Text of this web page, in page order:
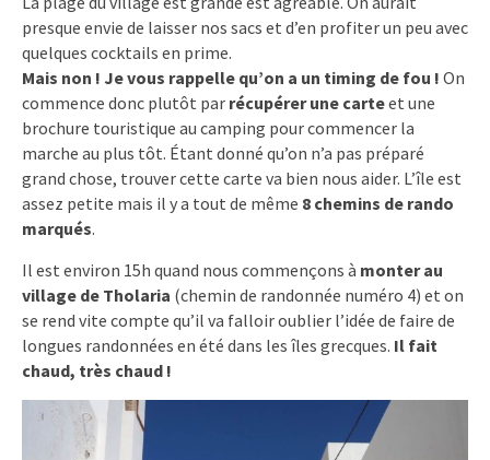
presque envie de laisser nos sacs et d’en profiter un peu avec
quelques cocktails en prime.
Mais non ! Je vous rappelle qu’on a un timing de fou ! On
commence donc plutôt par récupérer une carteet une
brochure touristique au camping pour commencer la
marche au plus tôt. Étant donné qu’on n’a pas préparé
grand chose, trouver cette carte va bien nous aider. L’île est
assez petite mais il y a tout de même 8 chemins de rando
marqués.
Il est environ 15h quand nous commençons à monter au
village de Tholaria (chemin de randonnée numéro 4) et on
se rend vite compte qu’il va falloir oublier l’idée de faire de
longues randonnées en été dans les îles grecques. Il fait
chaud, très chaud !